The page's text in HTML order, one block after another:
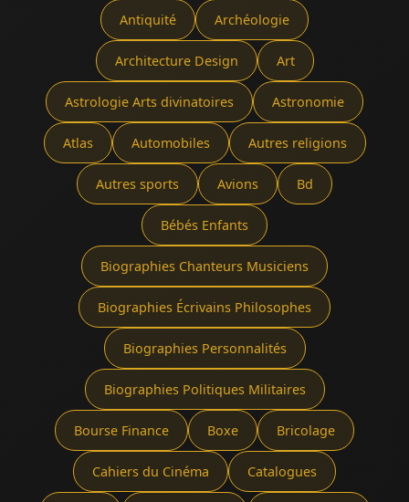
Antiquité Archéologie
Architecture Design Art
Astrologie Arts divinatoires Astronomie
Atlas Automobiles Autres religions
Autres sports Avions Bd
Bébés Enfants
Biographies Chanteurs Musiciens
Biographies Écrivains Philosophes
Biographies Personnalités
Biographies Politiques Militaires
Bourse Finance Boxe Bricolage
Cahiers du Cinéma Catalogues